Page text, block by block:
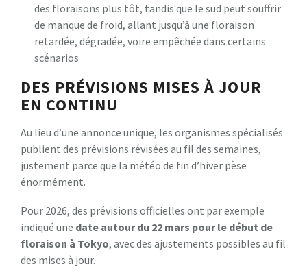
des floraisons plus tôt, tandis que le sud peut souffrir
de manque de froid, allant jusqu’à une floraison
retardée, dégradée, voire empêchée dans certains
scénarios
DES PRÉVISIONS MISES À JOUR
EN CONTINU
Au lieu d’une annonce unique, les organismes spécialisés
publient des prévisions révisées au fil des semaines,
justement parce que la météo de fin d’hiver pèse
énormément.
Pour 2026, des prévisions officielles ont par exemple
indiqué une date autour du 22 mars pour le début de
floraison à Tokyo, avec des ajustements possibles au fil
des mises à jour.